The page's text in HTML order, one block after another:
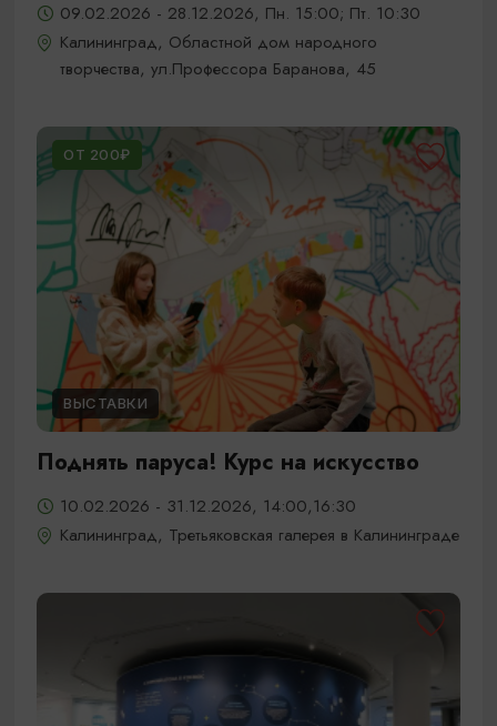
09.02.2026 - 28.12.2026, Пн. 15:00; Пт. 10:30
Калининград, Областной дом народного
творчества, ул.Профессора Баранова, 45
ОТ 200₽
ВЫСТАВКИ
Поднять паруса! Курс на искусство
10.02.2026 - 31.12.2026, 14:00,16:30
Калининград, Третьяковская галерея в Калининграде